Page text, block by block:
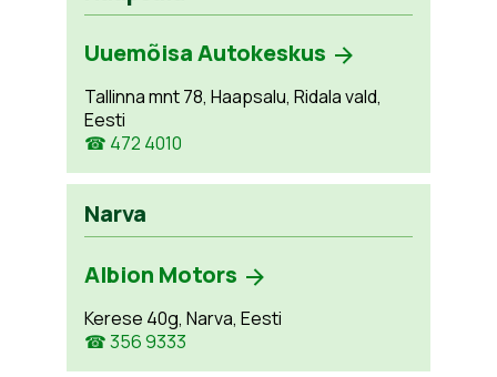
Uuemõisa Autokeskus
Tallinna mnt 78, Haapsalu, Ridala vald,
Eesti
☎ 472 4010
Narva
Albion Motors
Kerese 40g, Narva, Eesti
☎ 356 9333